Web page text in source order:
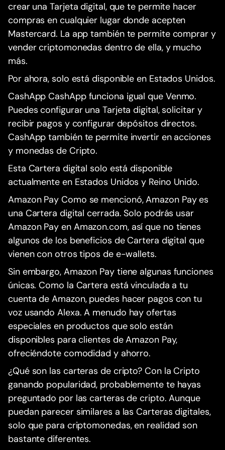
crear una Tarjeta digital, que te permite hacer
compras en cualquier lugar donde acepten
Mastercard. La app también te permite comprar y
vender criptomonedas dentro de ella, y mucho
más.
Por ahora, solo está disponible en Estados Unidos.
CashApp CashApp funciona igual que Venmo.
Puedes configurar una Tarjeta digital, solicitar y
recibir pagos y configurar depósitos directos.
CashApp también te permite invertir en acciones
y monedas de Cripto.
Esta Cartera digital solo está disponible
actualmente en Estados Unidos y Reino Unido.
Amazon Pay Como se mencionó, Amazon Pay es
una Cartera digital cerrada. Solo podrás usar
Amazon Pay en Amazon.com, así que no tienes
algunos de los beneficios de Cartera digital que
vienen con otros tipos de e-wallets.
Sin embargo, Amazon Pay tiene algunas funciones
únicas. Como la Cartera está vinculada a tu
cuenta de Amazon, puedes hacer pagos con tu
voz usando Alexa. A menudo hay ofertas
especiales en productos que solo están
disponibles para clientes de Amazon Pay,
ofreciéndote comodidad y ahorro.
¿Qué son las carteras de cripto? Con la Cripto
ganando popularidad, probablemente te hayas
preguntado por las carteras de cripto. Aunque
puedan parecer similares a las Carteras digitales,
solo que para criptomonedas, en realidad son
bastante diferentes.